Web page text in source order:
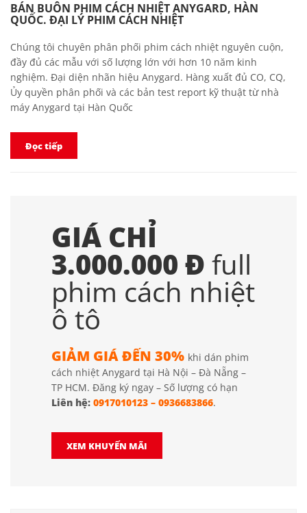
BÁN BUÔN PHIM CÁCH NHIỆT ANYGARD, HÀN
QUỐC. ĐẠI LÝ PHIM CÁCH NHIỆT
Chúng tôi chuyên phân phối phim cách nhiệt nguyên cuộn,
đầy đủ các mẫu với số lượng lớn với hơn 10 năm kinh
nghiệm. Đại diện nhãn hiệu Anygard. Hàng xuất đủ CO, CQ,
Ủy quyền phân phối và các bản test report kỹ thuật từ nhà
máy Anygard tại Hàn Quốc
Đọc tiếp
GIÁ CHỈ
3.000.000 Đ full
phim cách nhiệt
ô tô
GIẢM GIÁ ĐẾN 30% khi dán phim
cách nhiệt Anygard tại Hà Nội – Đà Nẵng –
TP HCM. Đăng ký ngay – Số lượng có hạn
Liên hệ: 0917010123 – 0936683866.
XEM KHUYẾN MÃI